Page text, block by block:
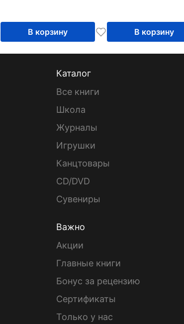
В корзину
реалиям
В корзину
Каталог
Все книги
Школа
Журналы
Игрушки
Канцтовары
CD/DVD
Сувениры
Важно
Акции
Главные книги
Бонус за рецензию
Сертификаты
Только у нас